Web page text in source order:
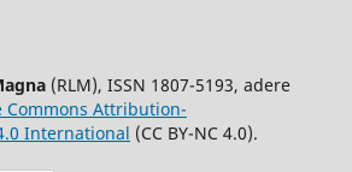
(RLM), ISSN 1807-5193, adere
Commons Attribution-
International (CC BY-NC 4.0).